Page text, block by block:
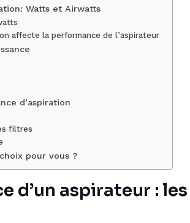
Watts et Airwatts
affecte la performance de l’aspirateur
d’aspiration
filtres
pour vous ?
d’un aspirateur :